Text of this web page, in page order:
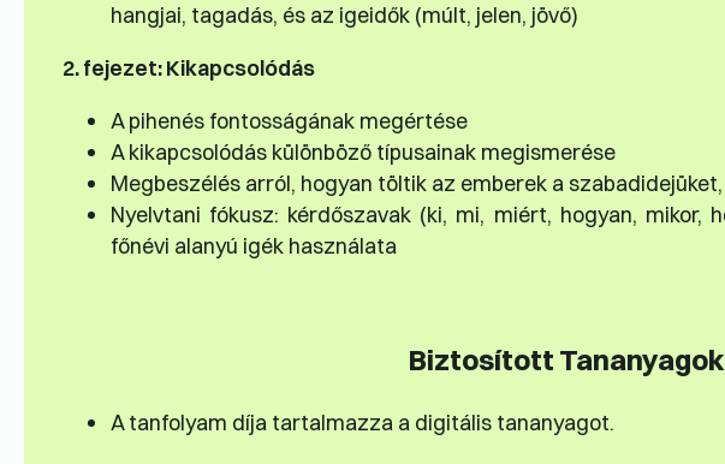
hangjai, tagadás, és az igeidők (múlt, jelen, jövő)
2. fejezet: Kikapcsolódás
A pihenés fontosságának megértése
A kikapcsolódás különböző típusainak megismerése
Megbeszélés arról, hogyan töltik az emberek a
Nyelvtani fókusz: kérdőszavak (ki, mi, miért, hogyan, mikor,
főnévi alanyú igék használata
Biztosított Tananyagok
A tanfolyam díja tartalmazza a digitális tananyagot.